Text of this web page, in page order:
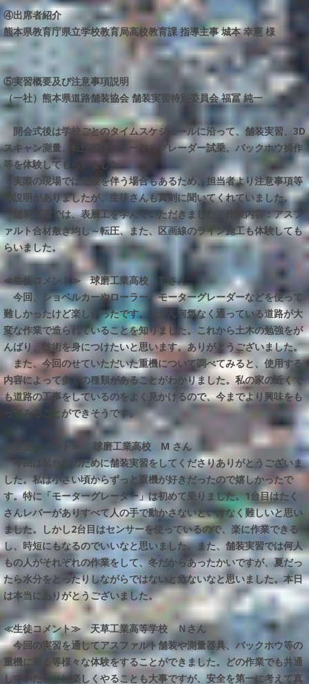
④出席者紹介
熊本県教育庁県立学校教育局高校教育課 指導主事 城本 幸憲 様
⑤実習概要及び注意事項説明
（一社）熊本県道路舗装協会 舗装実習特別委員会 福冨 純一
開会式後は学校ごとのタイムスケジュールに沿って、舗装実習、3D
スキャン測量、転圧管理、ノーマルグレーダー試乗、バックホウ操作
等を体験してもらいました。
実際の現場では危険を伴う場合もあるため、担当者より注意事項等
の説明がありましたが、生徒さんも真剣に聞いてくれていました。
舗装実習では、表層工を学んでいただきました。作業内容：アスフ
ァルト合材敷き均し～転圧、また、区画線のライン施工も体験しても
らいました。
≪生徒コメント≫
球磨工業高校 T さん
今回、ショベルカーやローラー、モーターグレーダーなどを使って
難しかったけど楽しかったです。ふだん何気なく通っている道路が大
変な作業で造られていることを知りました。これから土木の勉強をが
んばり、技術を身につけたいと思います。ありがとうございました。
また、今回のせていただいた重機について調べてみると、使用する
内容によって多くの種類があることがわかりました。私の家の近くで
も道路の工事をしているのをよく見かけるので、今までより興味をも
ってみることができそうです。
≪生徒コメント≫
球磨工業高校 M さん
今回は私たちのために舗装実習をしてくださりありがとうございま
した。私は小さい頃からずっと重機が好きだったので嬉しかったで
す。特に「モーターグレーダー」は初めて乗りました。1台目はたく
さんレバーがありすべて人の手で動かさないといけなく難しいと思い
ました。しかし2台目はセンサーを使っているので、楽に作業できる
し、時短にもなるのでいいなと思いました。また、舗装実習では何人
もの人がそれぞれの作業をして、冬だからあったかいですが、夏だっ
たら水分をとったりしながらではないと危ないなと思いました。本日
は本当にありがとうございました。
≪生徒コメント≫
天草工業高等学校 Ｎさん
今回の実習を通してアスファルト舗装や測量器具、バックホウ等の
重機に乗る等様々な体験をすることができました。どの作業でも共通
していたことは楽しくやることも大事ですが、安全を第一に考えて真